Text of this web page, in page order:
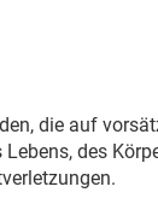
die auf
des